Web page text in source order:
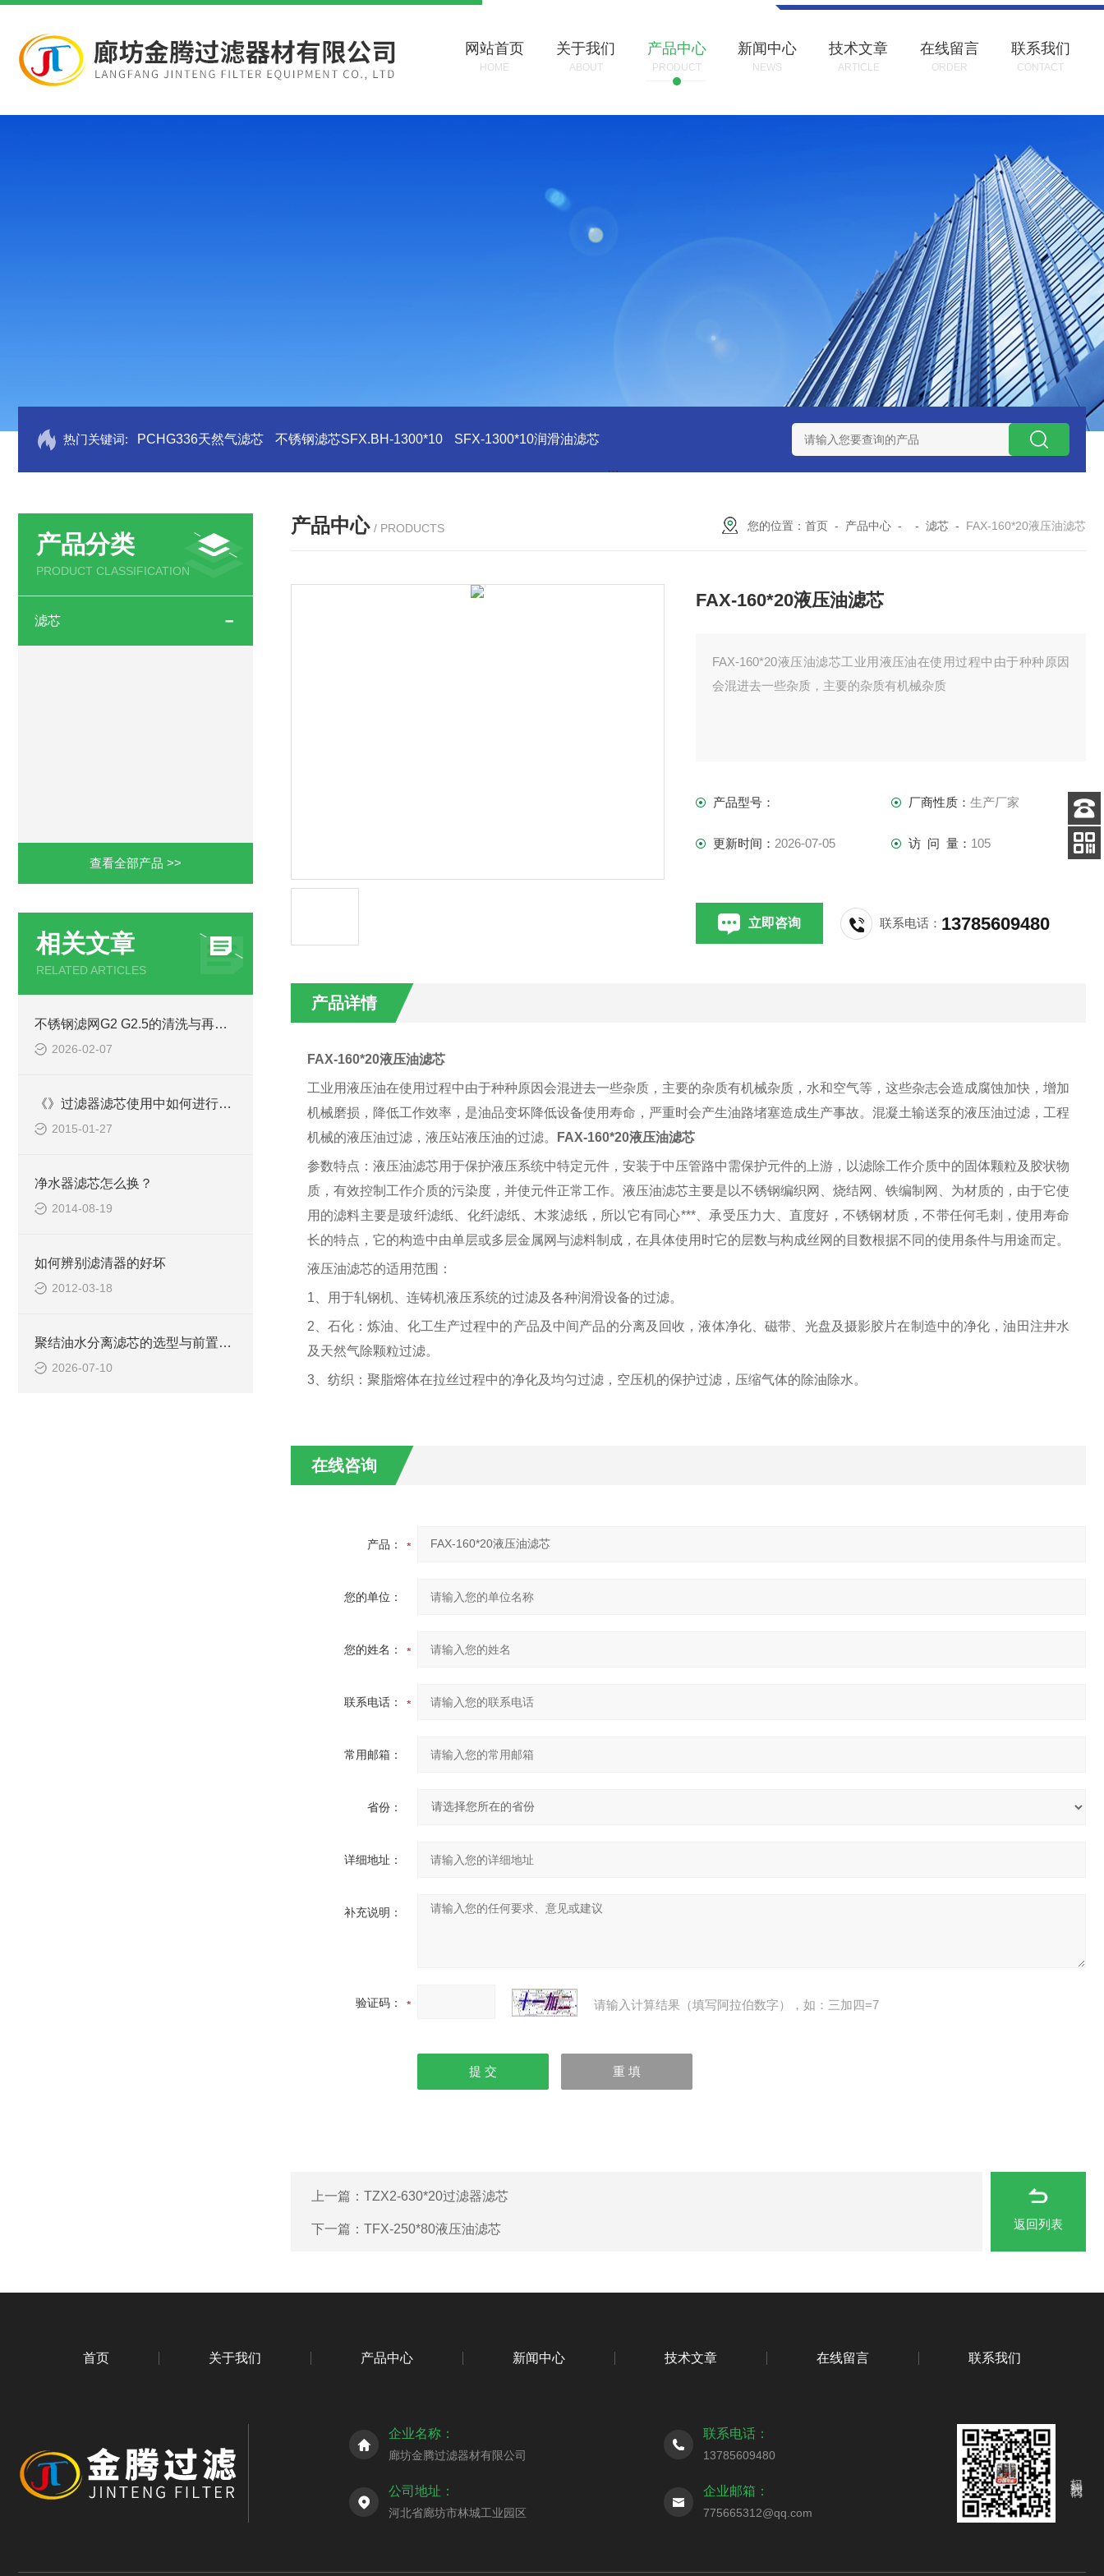
网站首页
HOME
关于我们
ABOUT
产品中心
PRODUCT
新闻中心
NEWS
技术文章
ARTICLE
在线留言
ORDER
联系我们
CONTACT
热门关键词: PCHG336天然气滤芯 不锈钢滤芯SFX.BH-1300*10 SFX-1300*10润滑油滤芯 300373润滑油滤芯 300373英德诺曼液压油滤芯
产品分类
PRODUCT CLASSIFICATION
滤芯
查看全部产品 >>
相关文章
RELATED ARTICLES
不锈钢滤网G2 G2.5的清洗与再生利用方法
2026-02-07
《》过滤器滤芯使用中如何进行安装
2015-01-27
净水器滤芯怎么换？
2014-08-19
如何辨别滤清器的好坏
2012-03-18
聚结油水分离滤芯的选型与前置过滤搭配
2026-07-10
产品中心 / PRODUCTS 您的位置： 首页 - 产品中心 - - 滤芯 - FAX-160*20液压油滤芯
FAX-160*20液压油滤芯
FAX-160*20液压油滤芯工业用液压油在使用过程中由于种种原因
会混进去一些杂质，主要的杂质有机械杂质
产品型号： 厂商性质： 生产厂家
更新时间： 2026-07-05 访 问 量： 105
立即咨询 联系电话： 13785609480
产品详情
FAX-160*20液压油滤芯
工业用液压油在使用过程中由于种种原因会混进去一些杂质，主要的杂质有机械杂质，水和空气等，这些杂志会造成腐蚀加快，增加
机械磨损，降低工作效率，是油品变坏降低设备使用寿命，严重时会产生油路堵塞造成生产事故。混凝土输送泵的液压油过滤，工程
机械的液压油过滤，液压站液压油的过滤。
FAX-160*20液压油滤芯
参数特点：液压油滤芯用于保护液压系统中特定元件，安装于中压管路中需保护元件的上游，以滤除工作介质中的固体颗粒及胶状物
质，有效控制工作介质的污染度，并使元件正常工作。液压油滤芯主要是以不锈钢编织网、烧结网、铁编制网、为材质的，由于它使
用的滤料主要是玻纤滤纸、化纤滤纸、木浆滤纸，所以它有同心***、承受压力大、直度好，不锈钢材质，不带任何毛刺，使用寿命
长的特点，它的构造中由单层或多层金属网与滤料制成，在具体使用时它的层数与构成丝网的目数根据不同的使用条件与用途而定。
液压油滤芯的适用范围：
1、用于轧钢机、连铸机液压系统的过滤及各种润滑设备的过滤。
2、石化：炼油、化工生产过程中的产品及中间产品的分离及回收，液体净化、磁带、光盘及摄影胶片在制造中的净化，油田注井水
及天然气除颗粒过滤。
3、纺织：聚脂熔体在拉丝过程中的净化及均匀过滤，空压机的保护过滤，压缩气体的除油除水。
在线咨询
产品：
您的单位：
您的姓名：
联系电话：
常用邮箱：
省份：
详细地址：
补充说明：
验证码： 请输入计算结果（填写阿拉伯数字），如：三加四=7
上一篇： TZX2-630*20过滤器滤芯
下一篇： TFX-250*80液压油滤芯 返回列表
首页 关于我们 产品中心 新闻中心 技术文章 在线留言 联系我们
企业名称：
廊坊金腾过滤器材有限公司
联系电话：
13785609480
公司地址：
河北省廊坊市林城工业园区
企业邮箱：
775665312@qq.com
客服
电话